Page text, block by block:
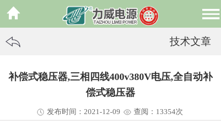
技术文章
补偿式稳压器,三相四线400v380V电压,全自动补
偿式稳压器
发布时间：2021-12-09 查阅：13354次